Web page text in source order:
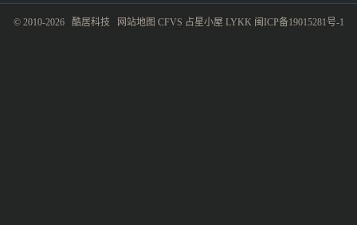
© 2010-2026 酷居科技 网站地图 CFVS 占星小屋 LYKK 闽ICP备19015281号-1